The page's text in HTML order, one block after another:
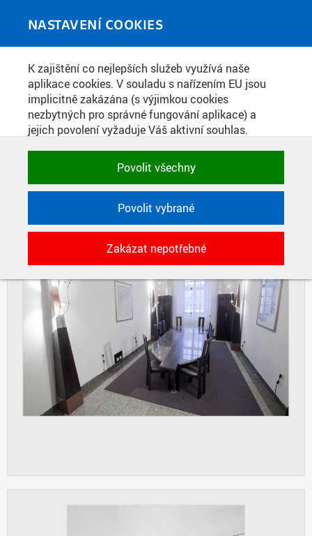
NASTAVENÍ COOKIES
K zajištění co nejlepších služeb využívá naše
aplikace cookies. V souladu s nařízením EU jsou
implicitně zakázána (s výjimkou cookies
nezbytných pro správné fungování aplikace) a
jejich povolení vyžaduje Váš aktivní souhlas.
zakázat, případně vybrat a povolit cookies podle
kategorie. Svoje rozhodnutí můžete samozřejmě
kdykoli změnit.
POTŘEBNÉ
Technické cookies využívané aplikacemi
ČVUT pro uchování jejich nastavení,
vlastností a identifikátorů relace. Jsou
nezbytné pro správné fungování a jsou
vždy aktivní.
ANALYTICKÉ
Slouží pro získávání anonymizovaných
statistických údajů, které nám pomáhají
vylepšovat naše aplikace. Zpravidla jde o
MARKETINGOVÉ
Povolit všechny
Povolit vybrané
Zakázat nepotřebné
MEDIATÉKA
You are here
Home Fotografie
INTERIÉR BETLÉMSKÉ KAPLE
DIAPOZITIVY DLAŽDICE
CIHLY